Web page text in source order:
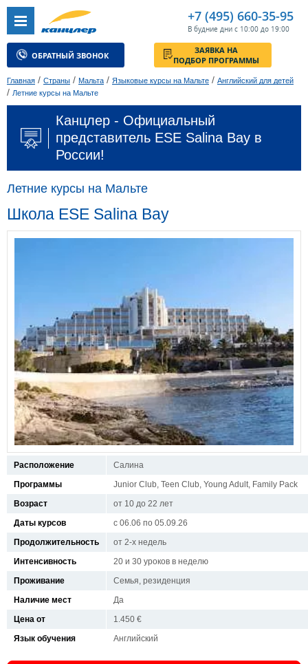
+7 (495) 660-35-95
В будние дни с 10:00 до 19:00
ОБРАТНЫЙ ЗВОНОК
ЗАЯВКА НА
ПОДБОР ПРОГРАММЫ
Главная / Страны / Мальта / Языковые курсы на Мальте / Английский для детей
/ Летние курсы на Мальте
Канцлер - Официальный
представитель ESE Salina Bay в
России!
Летние курсы на Мальте
Школа ESE Salina Bay
Расположение
Салина
Программы
Junior Club, Teen Club, Young Adult, Family Pack
Возраст
от 10 до 22 лет
Даты курсов
с 06.06 по 05.09.26
Продолжительность
от 2-х недель
Интенсивность
20 и 30 уроков в неделю
Проживание
Семья, резиденция
Наличие мест
Да
Цена от
1.450 €
Язык обучения
Английский